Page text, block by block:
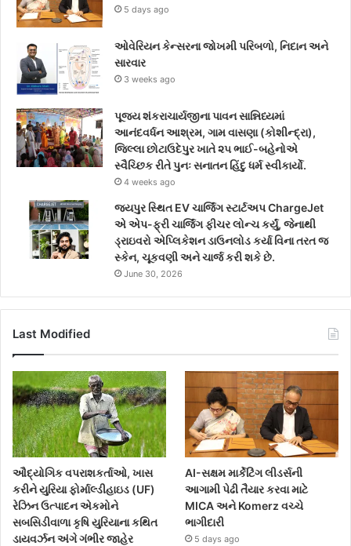
5 days ago
ઓવેરિયન કેન્સરના જોખમી પરિબળો, નિદાન અને
સારવાર
3 weeks ago
પૂજ્ય શંકરાચાર્યજીના પાવન સાન્નિધ્યમાં
આનંદવર્ધન આશ્રમ, ગામ વાસણા (કોશીન્દ્રા),
જિલ્લા છોટાઉદેપુર ખાતે ૨૫ ભાઈ-બહેનોએ
સ્વૈચ્છિક રીતે પુનઃ સનાતન હિંદુ ધર્મ સ્વીકાર્યો.
4 weeks ago
જયપુર સ્થિત EV ચાર્જિંગ સ્ટાર્ટઅપ ChargeJet
એ એપ-ફ્રી ચાર્જિંગ ફીચર લોન્ચ કર્યું, જેનાથી
ડ્રાઇવરો એપ્લિકેશન ડાઉનલોડ કર્યા વિના તરત જ
સ્કેન, ચૂકવણી અને ચાર્જ કરી શકે છે.
June 30, 2026
Last Modified
ઔદ્યોગિક વપરાશકર્તાઓ, ખાસ
કરીને યુરિયા ફોર્માલ્ડીહાઇડ (UF)
રેઝિન ઉત્પાદન એકમોને
સબસિડીવાળા કૃષિ યુરિયાના કથિત
ડાયવર્ઝન અંગે ગંભીર જાહેર
AI-સક્ષમ માર્કેટિંગ લીડર્સની
આગામી પેઢી તૈયાર કરવા માટે
MICA અને Komerz વચ્ચે
ભાગીદારી
5 days ago